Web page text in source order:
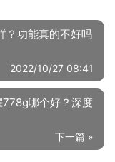
？功能真的不好吗
2022/10/27 08:41
哪个好？深度
下一篇 »